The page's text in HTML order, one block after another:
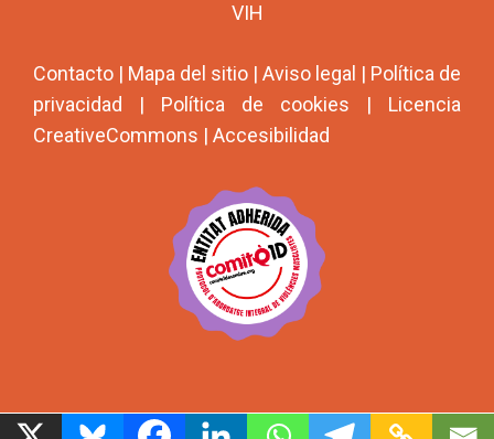
VIH
Contacto | Mapa del sitio | Aviso legal | Política de
privacidad | Política de cookies | Licencia
CreativeCommons | Accesibilidad